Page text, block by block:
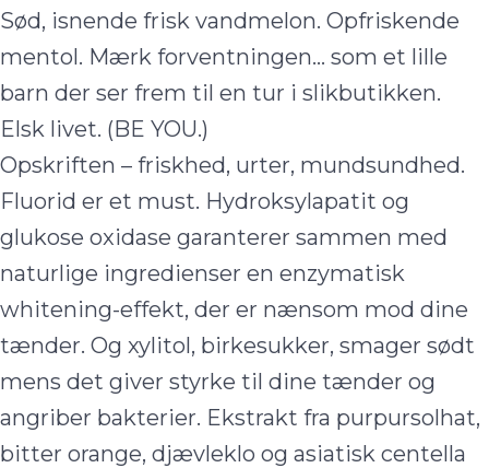
Sød, isnende frisk vandmelon. Opfriskende
mentol. Mærk forventningen… som et lille
barn der ser frem til en tur i slikbutikken.
Elsk livet. (BE YOU.)
Opskriften – friskhed, urter, mundsundhed.
Fluorid er et must. Hydroksylapatit og
glukose oxidase garanterer sammen med
naturlige ingredienser en enzymatisk
whitening-effekt, der er nænsom mod dine
tænder. Og xylitol, birkesukker, smager sødt
mens det giver styrke til dine tænder og
angriber bakterier. Ekstrakt fra purpursolhat,
bitter orange, djævleklo og asiatisk centella